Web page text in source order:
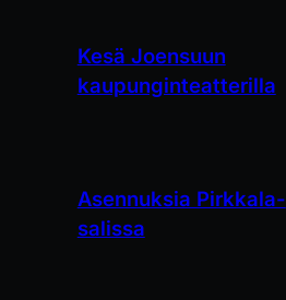
Kesä Joensuun
kaupunginteatterilla
Asennuksia Pirkkala-
salissa